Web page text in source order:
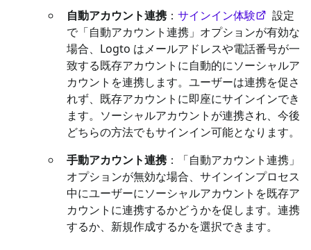
自動アカウント連携 ： サインイン体験
設定
で「自動アカウント連携」オプションが有効な
場合、Logto はメールアドレスや電話番号が一
致する既存アカウントに自動的にソーシャルア
カウントを連携します。ユーザーは連携を促さ
れず、既存アカウントに即座にサインインでき
ます。ソーシャルアカウントが連携され、今後
どちらの方法でもサインイン可能となります。
手動アカウント連携 ：「自動アカウント連携」
オプションが無効な場合、サインインプロセス
中にユーザーにソーシャルアカウントを既存ア
カウントに連携するかどうかを促します。連携
するか、新規作成するかを選択できます。